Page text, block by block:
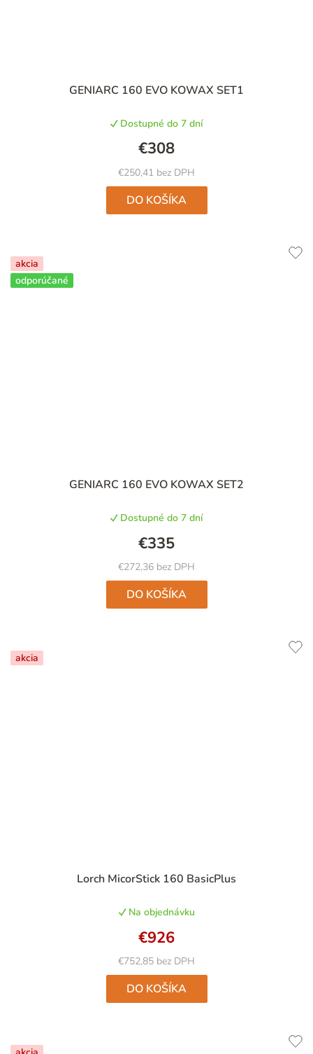
GENIARC 160 EVO KOWAX SET1
Dostupné do 7 dní
€250,41 bez DPH
€308
DO KOŠÍKA
akcia
odporúčané
GENIARC 160 EVO KOWAX SET2
Dostupné do 7 dní
€272,36 bez DPH
€335
DO KOŠÍKA
akcia
Lorch MicorStick 160 BasicPlus
Na objednávku
€752,85 bez DPH
€926
DO KOŠÍKA